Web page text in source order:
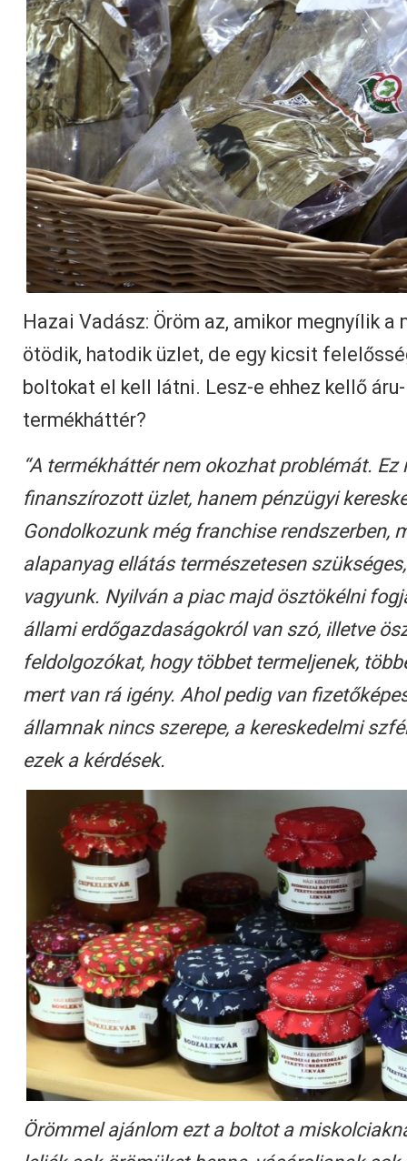
Hazai Vadász: Öröm az, amikor megnyílik a
ötödik, hatodik üzlet, de egy kicsit
boltokat el kell látni. Lesz-e ehhez kellő
termékháttér?
“A termékháttér nem okozhat problémát.
finanszírozott üzlet, hanem pénzügyi
Gondolkozunk még franchise rendszerben,
alapanyag ellátás természetesen
vagyunk. Nyilván a piac majd ösztökélni
állami erdőgazdaságokról van szó, illetve
feldolgozókat, hogy többet termeljenek,
mert van rá igény. Ahol pedig van
államnak nincs szerepe, a kereskedelmi
ezek a kérdések.
Örömmel ajánlom ezt a boltot a